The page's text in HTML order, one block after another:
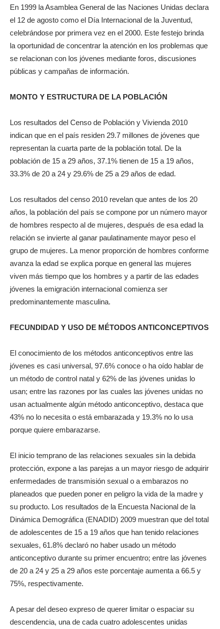
En 1999 la Asamblea General de las Naciones Unidas declara
el 12 de agosto como el Día Internacional de la Juventud,
celebrándose por primera vez en el 2000. Este festejo brinda
la oportunidad de concentrar la atención en los problemas que
se relacionan con los jóvenes mediante foros, discusiones
públicas y campañas de información.
MONTO Y ESTRUCTURA DE LA POBLACIÓN
Los resultados del Censo de Población y Vivienda 2010
indican que en el país residen 29.7 millones de jóvenes que
representan la cuarta parte de la población total. De la
población de 15 a 29 años, 37.1% tienen de 15 a 19 años,
33.3% de 20 a 24 y 29.6% de 25 a 29 años de edad.
Los resultados del censo 2010 revelan que antes de los 20
años, la población del país se compone por un número mayor
de hombres respecto al de mujeres, después de esa edad la
relación se invierte al ganar paulatinamente mayor peso el
grupo de mujeres. La menor proporción de hombres conforme
avanza la edad se explica porque en general las mujeres
viven más tiempo que los hombres y a partir de las edades
jóvenes la emigración internacional comienza ser
predominantemente masculina.
FECUNDIDAD Y USO DE MÉTODOS ANTICONCEPTIVOS
El conocimiento de los métodos anticonceptivos entre las
jóvenes es casi universal, 97.6% conoce o ha oído hablar de
un método de control natal y 62% de las jóvenes unidas lo
usan; entre las razones por las cuales las jóvenes unidas no
usan actualmente algún método anticonceptivo, destaca que
43% no lo necesita o está embarazada y 19.3% no lo usa
porque quiere embarazarse.
El inicio temprano de las relaciones sexuales sin la debida
protección, expone a las parejas a un mayor riesgo de adquirir
enfermedades de transmisión sexual o a embarazos no
planeados que pueden poner en peligro la vida de la madre y
su producto. Los resultados de la Encuesta Nacional de la
Dinámica Demográfica (ENADID) 2009 muestran que del total
de adolescentes de 15 a 19 años que han tenido relaciones
sexuales, 61.8% declaró no haber usado un método
anticonceptivo durante su primer encuentro; entre las jóvenes
de 20 a 24 y 25 a 29 años este porcentaje aumenta a 66.5 y
75%, respectivamente.
A pesar del deseo expreso de querer limitar o espaciar su
descendencia, una de cada cuatro adolescentes unidas